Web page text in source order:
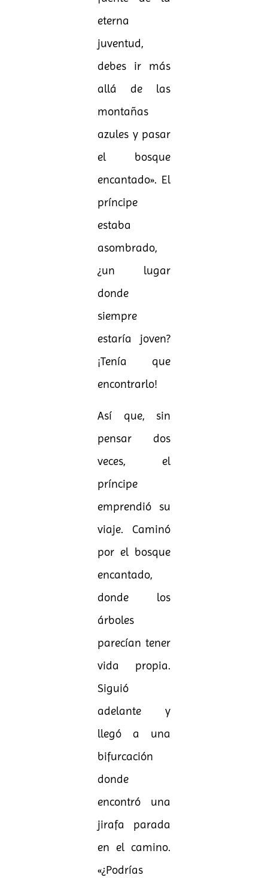
eterna
juventud,
debes ir más
allá de las
montañas
azules y pasar
el bosque
encantado». El
príncipe
estaba
asombrado,
¿un lugar
donde
siempre
estaría joven?
¡Tenía que
encontrarlo!
Así que, sin
pensar dos
veces, el
príncipe
emprendió su
viaje. Caminó
por el bosque
encantado,
donde los
árboles
parecían tener
vida propia.
Siguió
adelante y
llegó a una
bifurcación
donde
encontró una
jirafa parada
en el camino.
«¿Podrías